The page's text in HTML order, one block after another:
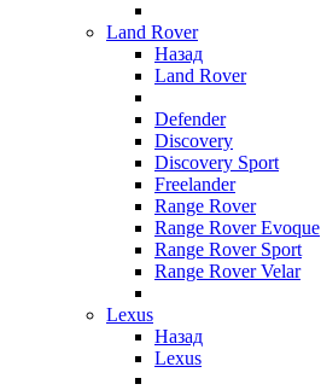
Land Rover
Назад
Land Rover
Defender
Discovery
Discovery Sport
Freelander
Range Rover
Range Rover Evoque
Range Rover Sport
Range Rover Velar
Lexus
Назад
Lexus